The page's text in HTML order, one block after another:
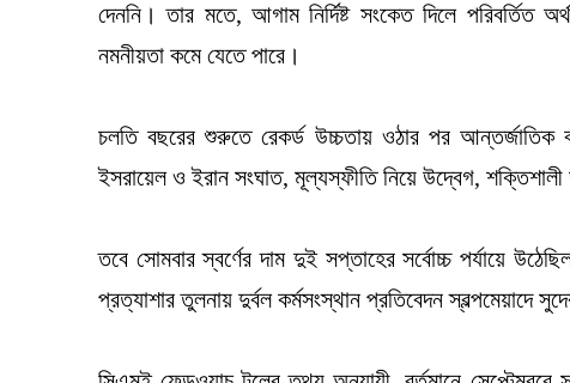
দেননি। তার মতে, আগাম নির্দিষ্ট সংকেত দিলে পরিবর্তিত
নমনীয়তা কমে যেতে পারে।
চলতি বছরের শুরুতে রেকর্ড উচ্চতায় ওঠার পর আন্তর্জাতিক
ইসরায়েল ও ইরান সংঘাত, মূল্যস্ফীতি নিয়ে উদ্বেগ, শক্তিশালী
তবে সোমবার স্বর্ণের দাম দুই সপ্তাহের সর্বোচ্চ পর্যায়ে
প্রত্যাশার তুলনায় দুর্বল কর্মসংস্থান প্রতিবেদন স্বল্পমেয়াদে